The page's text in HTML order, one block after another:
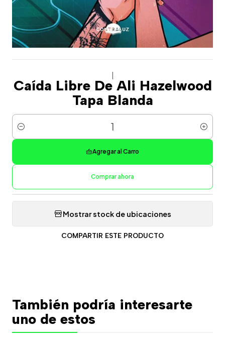
Caída Libre De Ali Hazelwood
Tapa Blanda
Cantidad
Agregar al Carro
Comprar ahora
Mostrar stock de ubicaciones
COMPARTIR ESTE PRODUCTO
También podría interesarte
uno de estos